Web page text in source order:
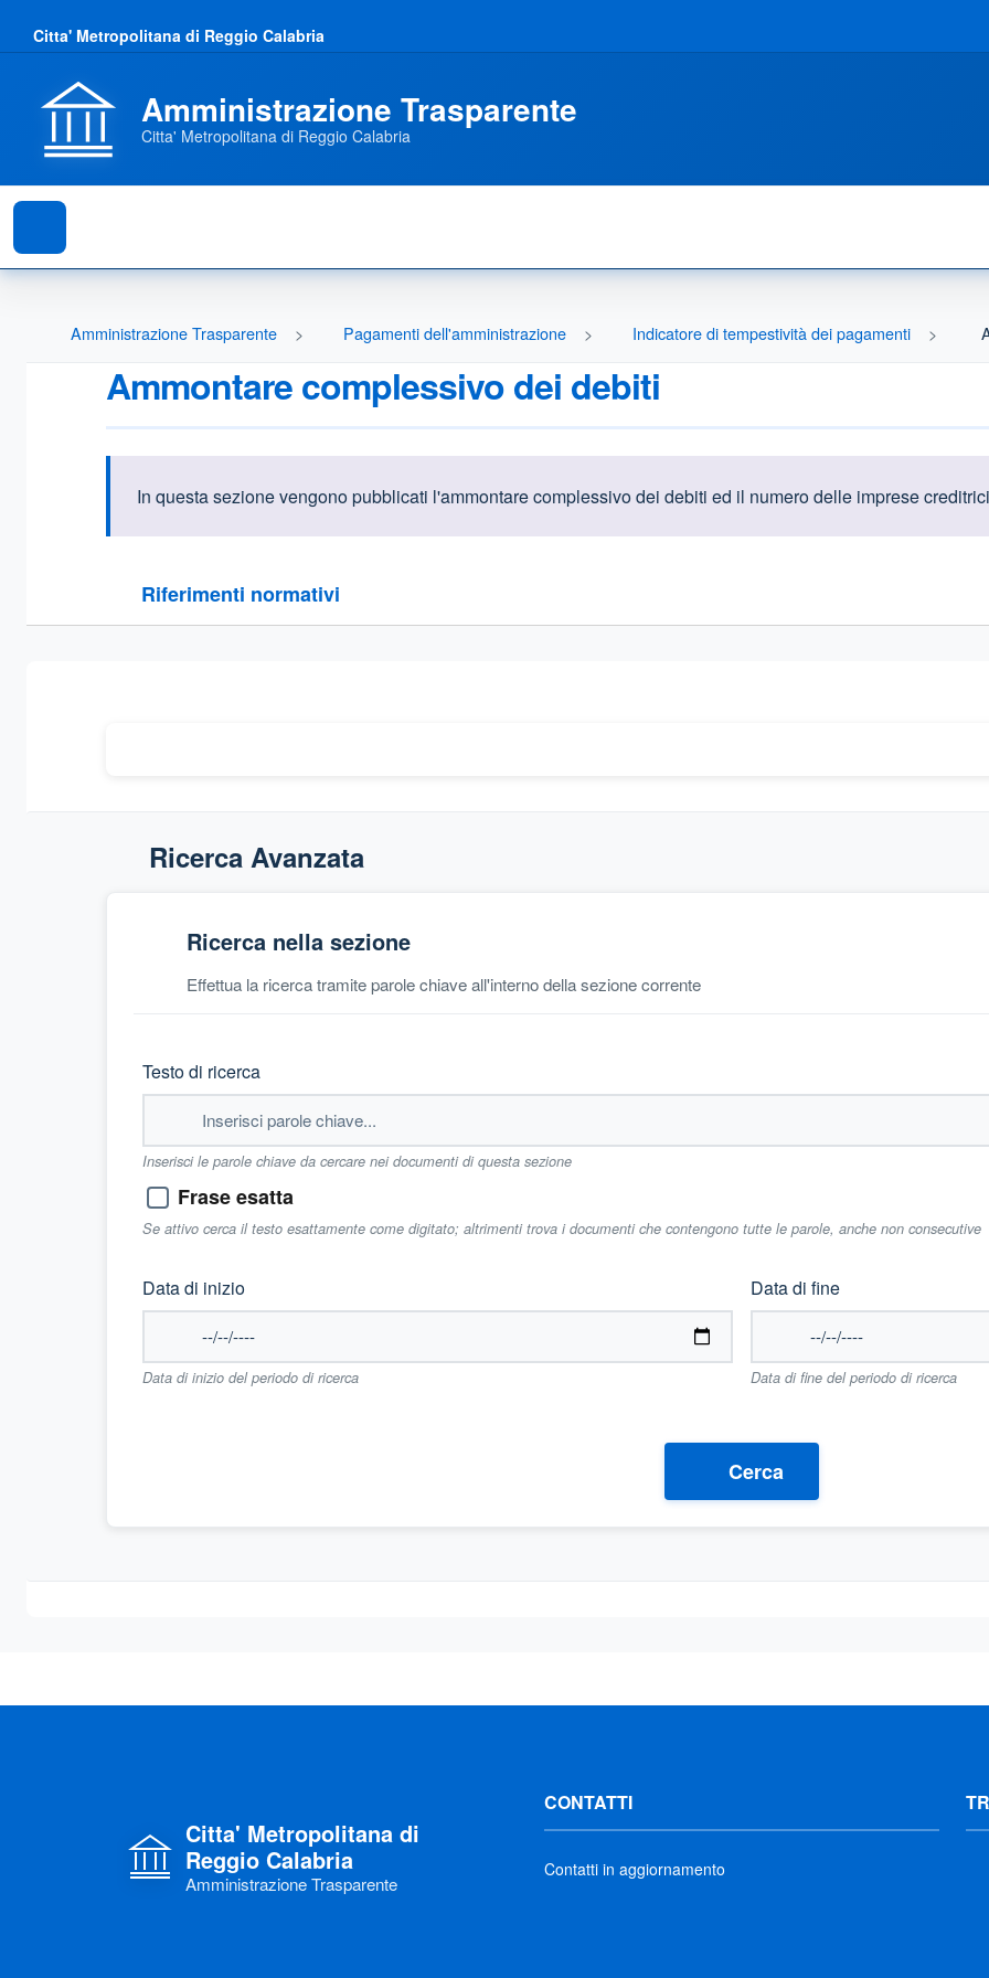
Citta' Metropolitana di Reggio Calabria
Amministrazione Trasparente
Citta' Metropolitana di Reggio Calabria
Amministrazione Trasparente Pagamenti dell'amministrazione Indicatore di tempestività dei pagamenti
Ammontare complessivo dei debiti
Informazioni introduttive
In questa sezione vengono pubblicati l'ammontare complessivo dei debiti ed il numero delle imprese
Riferimenti normativi
Sezione compressa
Ricerca Avanzata
Ricerca nella sezione
Effettua la ricerca tramite parole chiave all'interno della sezione corrente
Testo di ricerca
Inserisci le parole chiave da cercare nei documenti di questa sezione
Frase esatta
Se attivo cerca il testo esattamente come digitato; altrimenti trova i documenti che contengono tutte le parole, anche non consecutive
Data di inizio
Data di inizio del periodo di ricerca
Data di fine
Data di fine del periodo di ricerca
Cerca
Citta' Metropolitana di
Reggio Calabria
Amministrazione Trasparente
CONTATTI
Contatti in aggiornamento